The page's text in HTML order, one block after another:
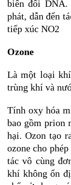
biến đổi
phát, dẫn đến
tiếp xúc NO2
Ozone
Là một loại
trùng khí và
Tính oxy hóa
bao gồm prion
hại. Ozon tạo
ozone cho
tác vô cùng
khí không ổn